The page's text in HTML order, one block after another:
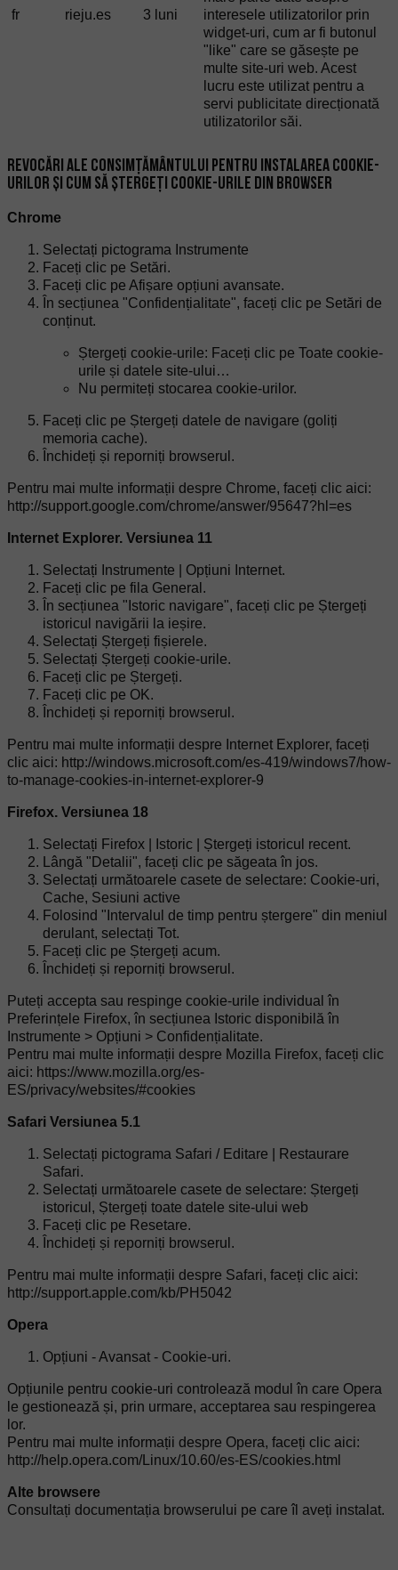
fr rieju.es 3 luni
interesele utilizatorilor prin
widget-uri, cum ar fi butonul
"like" care se găsește pe
multe site-uri web. Acest
lucru este utilizat pentru a
servi publicitate direcționată
utilizatorilor săi.
REVOCĂRI ALE CONSIMȚĂMÂNTULUI PENTRU INSTALAREA COOKIE-
URILOR ȘI CUM SĂ ȘTERGEȚI COOKIE-URILE DIN BROWSER
Chrome
Selectați pictograma Instrumente
Faceți clic pe Setări.
Faceți clic pe Afișare opțiuni avansate.
În secțiunea "Confidențialitate", faceți clic pe Setări de
conținut.
Ștergeți cookie-urile: Faceți clic pe Toate cookie-
urile și datele site-ului…
Nu permiteți stocarea cookie-urilor.
Faceți clic pe Ștergeți datele de navigare (goliți
memoria cache).
Închideți și reporniți browserul.
Pentru mai multe informații despre Chrome, faceți clic aici:
http://support.google.com/chrome/answer/95647?hl=es
Internet Explorer. Versiunea 11
Selectați Instrumente | Opțiuni Internet.
Faceți clic pe fila General.
În secțiunea "Istoric navigare", faceți clic pe Ștergeți
istoricul navigării la ieșire.
Selectați Ștergeți fișierele.
Selectați Ștergeți cookie-urile.
Faceți clic pe Ștergeți.
Faceți clic pe OK.
Închideți și reporniți browserul.
Pentru mai multe informații despre Internet Explorer, faceți
clic aici: http://windows.microsoft.com/es-419/windows7/how-
to-manage-cookies-in-internet-explorer-9
Firefox. Versiunea 18
Selectați Firefox | Istoric | Ștergeți istoricul recent.
Lângă "Detalii", faceți clic pe săgeata în jos.
Selectați următoarele casete de selectare: Cookie-uri,
Cache, Sesiuni active
Folosind "Intervalul de timp pentru ștergere" din meniul
derulant, selectați Tot.
Faceți clic pe Ștergeți acum.
Închideți și reporniți browserul.
Puteți accepta sau respinge cookie-urile individual în
Preferințele Firefox, în secțiunea Istoric disponibilă în
Instrumente > Opțiuni > Confidențialitate.
Pentru mai multe informații despre Mozilla Firefox, faceți clic
aici: https://www.mozilla.org/es-
ES/privacy/websites/#cookies
Safari Versiunea 5.1
Selectați pictograma Safari / Editare | Restaurare
Safari.
Selectați următoarele casete de selectare: Ștergeți
istoricul, Ștergeți toate datele site-ului web
Faceți clic pe Resetare.
Închideți și reporniți browserul.
Pentru mai multe informații despre Safari, faceți clic aici:
http://support.apple.com/kb/PH5042
Opera
Opțiuni - Avansat - Cookie-uri.
Opțiunile pentru cookie-uri controlează modul în care Opera
le gestionează și, prin urmare, acceptarea sau respingerea
lor.
Pentru mai multe informații despre Opera, faceți clic aici:
http://help.opera.com/Linux/10.60/es-ES/cookies.html
Alte browsere
Consultați documentația browserului pe care îl aveți instalat.